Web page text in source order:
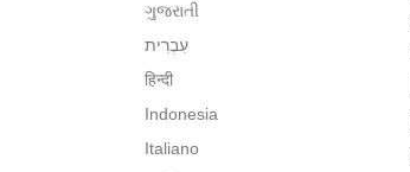
ગુજરાતી
हिन्दी
Indonesia
Italiano